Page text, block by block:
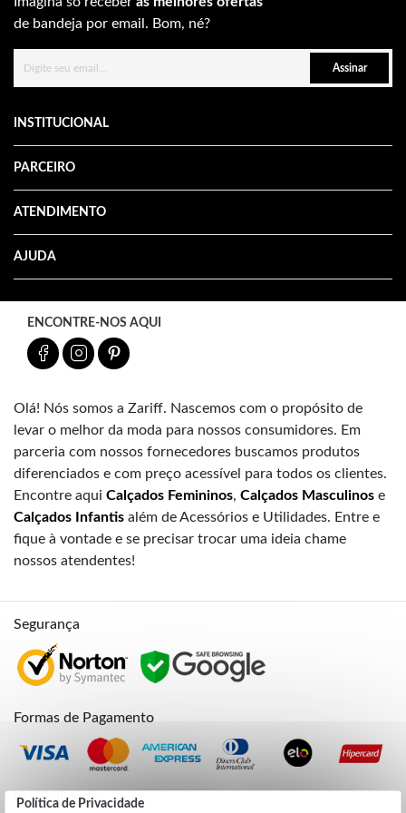
Política de Privacidade
de bandeja por email. Bom, né?
Assinar
INSTITUCIONAL
PARCEIRO
ATENDIMENTO
AJUDA
ENCONTRE-NOS AQUI
Olá! Nós somos a Zariff. Nascemos com o propósito de
levar o melhor da moda para nossos consumidores. Em
parceria com nossos fornecedores buscamos produtos
diferenciados e com preço acessível para todos os clientes.
Encontre aqui Calçados Femininos, Calçados Masculinos e
Calçados Infantis além de Acessórios e Utilidades. Entre e
fique à vontade e se precisar trocar uma ideia chame
nossos atendentes!
Segurança
Formas de Pagamento
Credibilidade